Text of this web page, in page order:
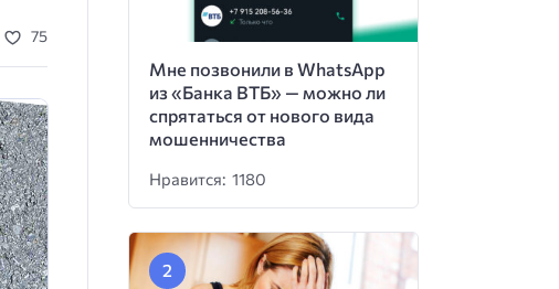
75
Мне позвонили в WhatsApp
из «Банка ВТБ» — можно ли
спрятаться от нового вида
мошенничества
Нравится: 1180